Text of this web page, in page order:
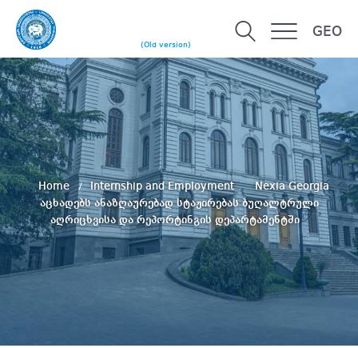
(Old version)
GEO
Home Internship and Employment
Nexia Georgia
აცხადებს ანაზღაურებად სტაჟირებას ბუღალტრული
აღრიცხვისა და რეპორტინგის დეპარტამენტში